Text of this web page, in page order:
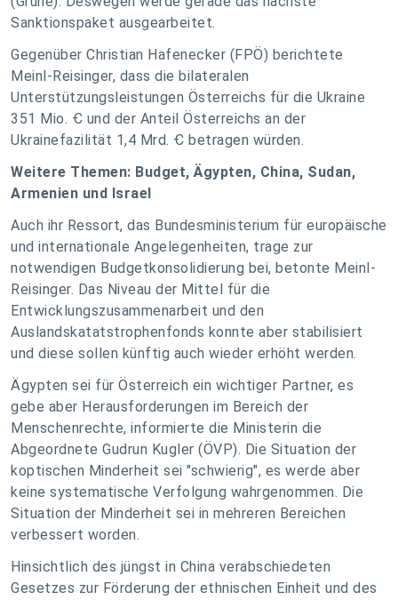
Sanktionspaket ausgearbeitet.
Gegenüber Christian Hafenecker (FPÖ) berichtete
Meinl-Reisinger, dass die bilateralen
Unterstützungsleistungen Österreichs für die Ukraine
351 Mio. Ꞓ und der Anteil Österreichs an der
Ukrainefazilität 1,4 Mrd. Ꞓ betragen würden.
Weitere Themen: Budget, Ägypten, China, Sudan,
Armenien und Israel
Auch ihr Ressort, das Bundesministerium für europäische
und internationale Angelegenheiten, trage zur
notwendigen Budgetkonsolidierung bei, betonte Meinl-
Reisinger. Das Niveau der Mittel für die
Entwicklungszusammenarbeit und den
Auslandskatatstrophenfonds konnte aber stabilisiert
und diese sollen künftig auch wieder erhöht werden.
Ägypten sei für Österreich ein wichtiger Partner, es
gebe aber Herausforderungen im Bereich der
Menschenrechte, informierte die Ministerin die
Abgeordnete Gudrun Kugler (ÖVP). Die Situation der
koptischen Minderheit sei "schwierig", es werde aber
keine systematische Verfolgung wahrgenommen. Die
Situation der Minderheit sei in mehreren Bereichen
verbessert worden.
Hinsichtlich des jüngst in China verabschiedeten
Gesetzes zur Förderung der ethnischen Einheit und des